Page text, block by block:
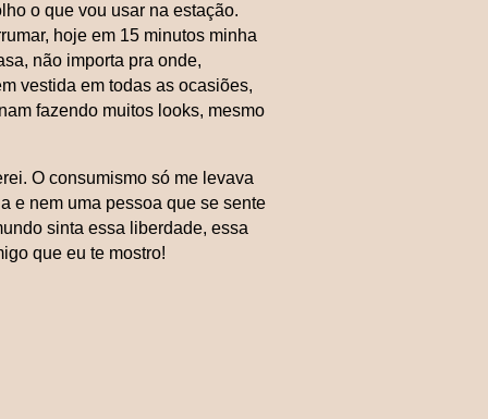
o que vou usar na estação.
hoje em 15 minutos minha
não importa pra onde,
vestida em todas as ocasiões,
fazendo muitos looks, mesmo
O consumismo só me levava
e nem uma pessoa que se sente
sinta essa liberdade, essa
que eu te mostro!